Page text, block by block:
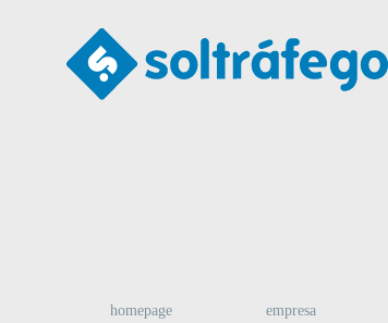
homepage empresa